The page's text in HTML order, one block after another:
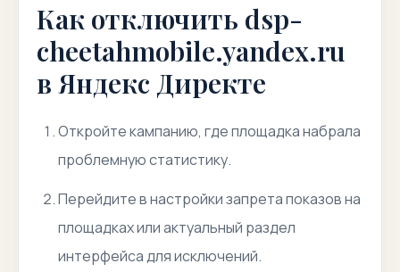
Как отключить dsp-
cheetahmobile.yandex.ru
в Яндекс Директе
Откройте кампанию, где площадка набрала
проблемную статистику.
Перейдите в настройки запрета показов на
площадках или актуальный раздел
интерфейса для исключений.